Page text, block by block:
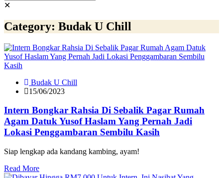
✕
Category: Budak U Chill
Budak U Chill
15/06/2023
Intern Bongkar Rahsia Di Sebalik Pagar Rumah
Agam Datuk Yusof Haslam Yang Pernah Jadi
Lokasi Penggambaran Sembilu Kasih
Siap lengkap ada kandang kambing, ayam!
Read More